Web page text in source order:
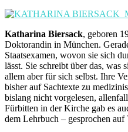
Katharina Biersack, geboren
Doktorandin in München.
Staatsexamen, wovon sie sich
lässt. Sie schreibt über das, was
allem aber für sich selbst. Ihre
bisher auf Sachtexte zu
bislang nicht vorgelesen,
Fürbitten in der Kirche gab es
dem Lehrbuch – gesprochen auf